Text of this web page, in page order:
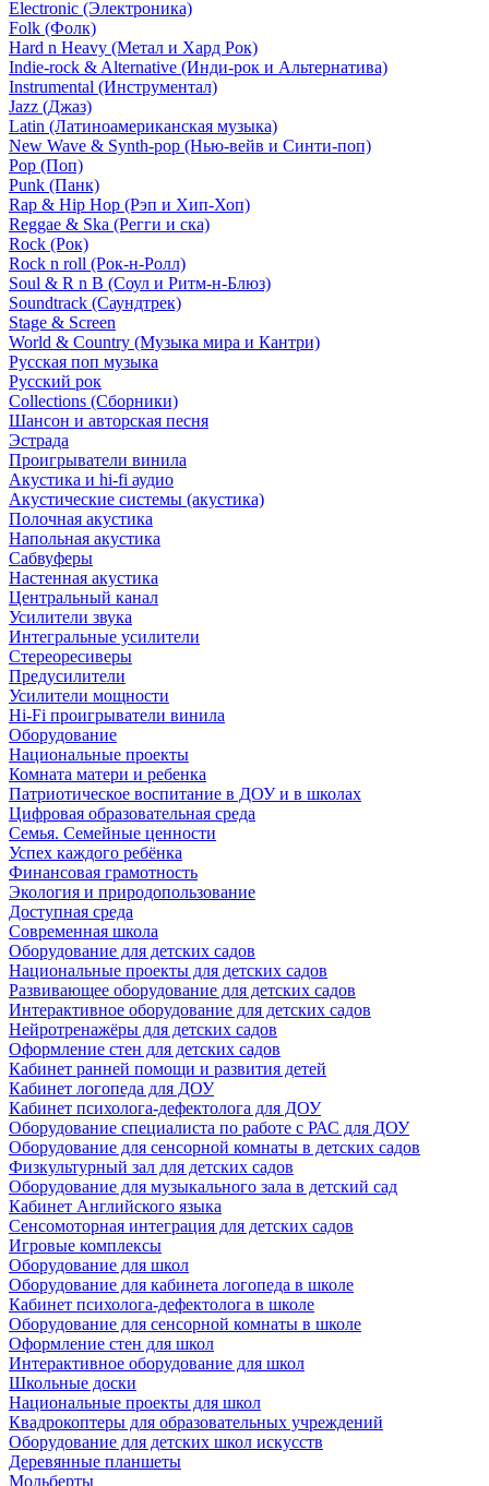
Electronic (Электроника)
Folk (Фолк)
Hard n Heavy (Метал и Хард Рок)
Indie-rock & Alternative (Инди-рок и Альтернатива)
Instrumental (Инструментал)
Jazz (Джаз)
Latin (Латиноамериканская музыка)
New Wave & Synth-pop (Нью-вейв и Синти-поп)
Pop (Поп)
Punk (Панк)
Rap & Hip Hop (Рэп и Хип-Хоп)
Reggae & Ska (Регги и ска)
Rock (Рок)
Rock n roll (Рок-н-Ролл)
Soul & R n B (Соул и Ритм-н-Блюз)
Soundtrack (Саундтрек)
Stage & Screen
World & Country (Музыка мира и Кантри)
Русская поп музыка
Русский рок
Сollections (Сборники)
Шансон и авторская песня
Эстрада
Проигрыватели винила
Акустика и hi-fi аудио
Акустические системы (акустика)
Полочная акустика
Напольная акустика
Сабвуферы
Настенная акустика
Центральный канал
Усилители звука
Интегральные усилители
Стереоресиверы
Предусилители
Усилители мощности
Hi-Fi проигрыватели винила
Оборудование
Национальные проекты
Комната матери и ребенка
Патриотическое воспитание в ДОУ и в школах
Цифровая образовательная среда
Семья. Семейные ценности
Успех каждого ребёнка
Финансовая грамотность
Экология и природопользование
Доступная среда
Современная школа
Оборудование для детских садов
Национальные проекты для детских садов
Развивающее оборудование для детских садов
Интерактивное оборудование для детских садов
Нейротренажёры для детских садов
Оформление стен для детских садов
Кабинет ранней помощи и развития детей
Кабинет логопеда для ДОУ
Кабинет психолога-дефектолога для ДОУ
Оборудование специалиста по работе с РАС для ДОУ
Оборудование для сенсорной комнаты в детских садов
Физкультурный зал для детских садов
Оборудование для музыкального зала в детский сад
Кабинет Английского языка
Сенсомоторная интеграция для детских садов
Игровые комплексы
Оборудование для школ
Оборудование для кабинета логопеда в школе
Кабинет психолога-дефектолога в школе
Оборудование для сенсорной комнаты в школе
Оформление стен для школ
Интерактивное оборудование для школ
Школьные доски
Национальные проекты для школ
Квадрокоптеры для образовательных учреждений
Оборудование для детских школ искусств
Деревянные планшеты
Мольберты